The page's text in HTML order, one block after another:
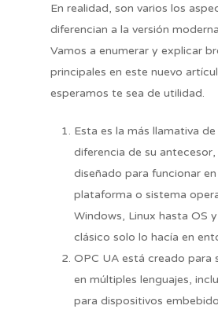
En realidad, son varios los
diferencian a la versión
Vamos a enumerar y explicar
principales en este nuevo
esperamos te sea de utilidad.
Esta es la más llamativa
diferencia de su
diseñado para funcionar
plataforma o sistema
Windows, Linux hasta OS
clásico solo lo hacía en
OPC UA está creado para
en múltiples lenguajes,
para dispositivos